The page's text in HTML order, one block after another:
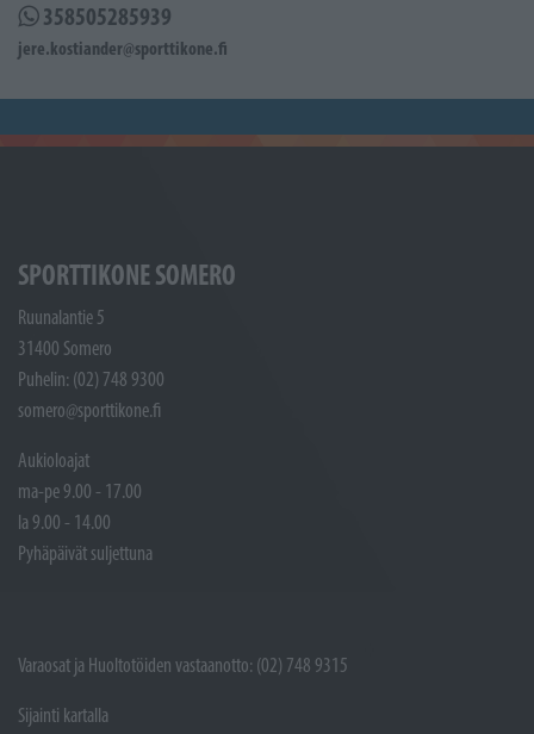
358505285939
jere.kostiander@sporttikone.fi
SPORTTIKONE SOMERO
Ruunalantie 5
31400 Somero
Puhelin: (02) 748 9300
somero@sporttikone.fi
Aukioloajat
ma-pe 9.00 - 17.00
la 9.00 - 14.00
Pyhäpäivät suljettuna
Varaosat ja Huoltotöiden vastaanotto: (02) 748 9315
Sijainti kartalla